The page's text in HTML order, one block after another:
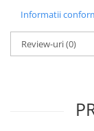
Informatii
Review-uri(0)